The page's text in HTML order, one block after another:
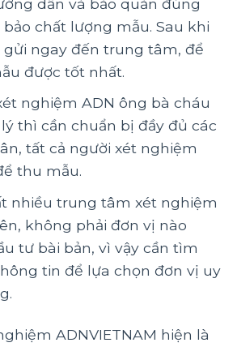
dẫn và bảo quản đúng
chất lượng mẫu. Sau khi
ngay đến trung tâm, để
được tốt nhất.
nghiệm ADN ông bà cháu
thì cần chuẩn bị đầy đủ các
tất cả người xét nghiệm
thu mẫu.
nhiều trung tâm xét nghiệm
không phải đơn vị nào
tư bài bản, vì vậy cần tìm
tin để lựa chọn đơn vị uy
ADNVIETNAM hiện là